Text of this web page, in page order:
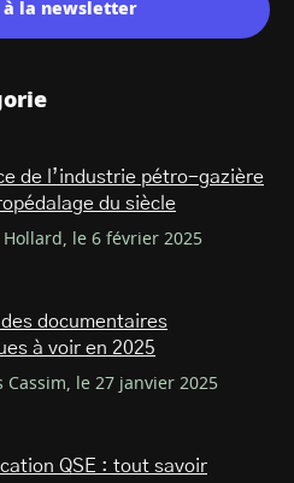
à la newsletter
de l’industrie pétro-gazière
du siècle
Hollard, le 6 février 2025
des documentaires
à voir en 2025
Cassim, le 27 janvier 2025
QSE : tout savoir